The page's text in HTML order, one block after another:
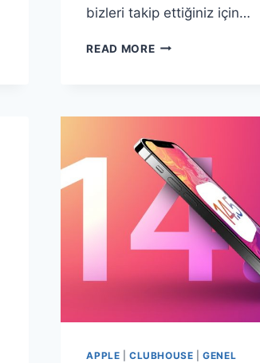
bizleri takip ettiğiniz için…
READ MOREKESTIRMELER
APPLE |CLUBHOUSE |GENEL